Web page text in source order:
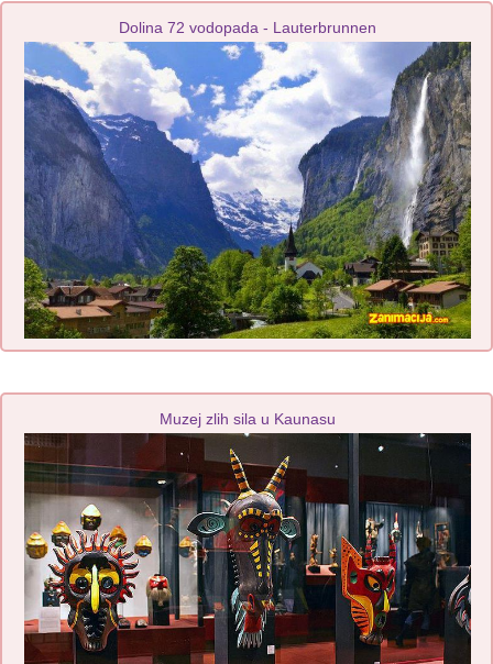
Dolina 72 vodopada - Lauterbrunnen
Muzej zlih sila u Kaunasu